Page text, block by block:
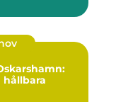
hållbara